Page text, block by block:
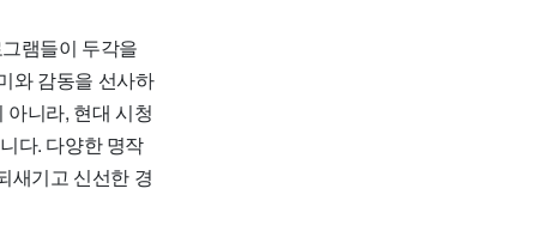
램들이 두각을
와 감동을 선사하
니라, 현대 시청
다. 다양한 명작
새기고 신선한 경